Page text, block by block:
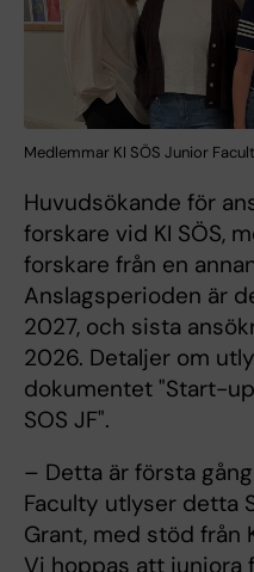
Medlemmar KI SÖS Junior
Huvudsökande för
forskare vid KI SÖS,
forskare från en
Anslagsperioden är
2027, och sista
2026. Detaljer om
dokumentet "Start-
SOS JF".
– Detta är första
Faculty utlyser detta
Grant, med stöd från
Vi hoppas att juniora